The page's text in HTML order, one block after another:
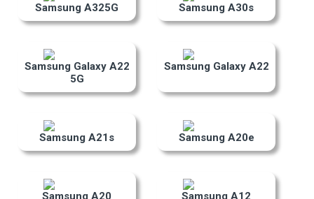
Samsung A325G Samsung A30s
Samsung Galaxy A22
5G
Samsung Galaxy A22
Samsung A21s Samsung A20e